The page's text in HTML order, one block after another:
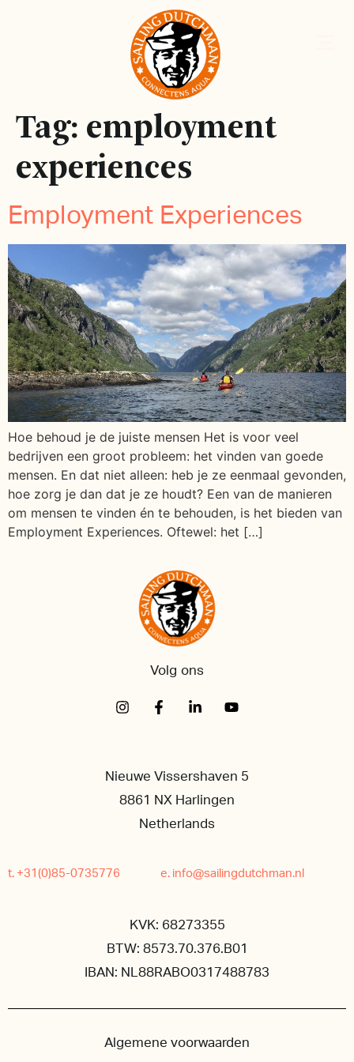
Tag: employment
experiences
Employment Experiences
Hoe behoud je de juiste mensen Het is voor veel
bedrijven een groot probleem: het vinden van goede
mensen. En dat niet alleen: heb je ze eenmaal gevonden,
hoe zorg je dan dat je ze houdt? Een van de manieren
om mensen te vinden én te behouden, is het bieden van
Employment Experiences. Oftewel: het […]
Volg ons
Nieuwe Vissershaven 5
8861 NX Harlingen
Netherlands
t. +31(0)85-0735776 e. info@sailingdutchman.nl
KVK: 68273355
BTW: 8573.70.376.B01
IBAN: NL88RABO0317488783
Algemene voorwaarden